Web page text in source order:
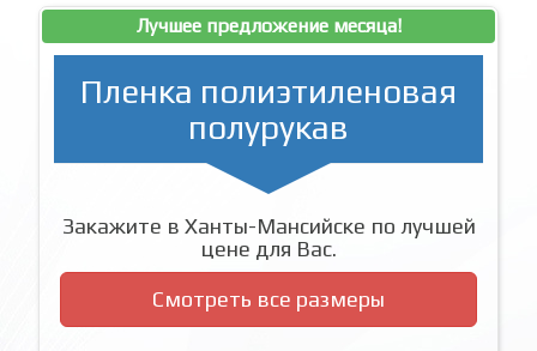
Лучшее предложение месяца!
Пленка полиэтиленовая
полурукав
Закажите в Ханты-Мансийске по лучшей
цене для Вас.
Смотреть все размеры